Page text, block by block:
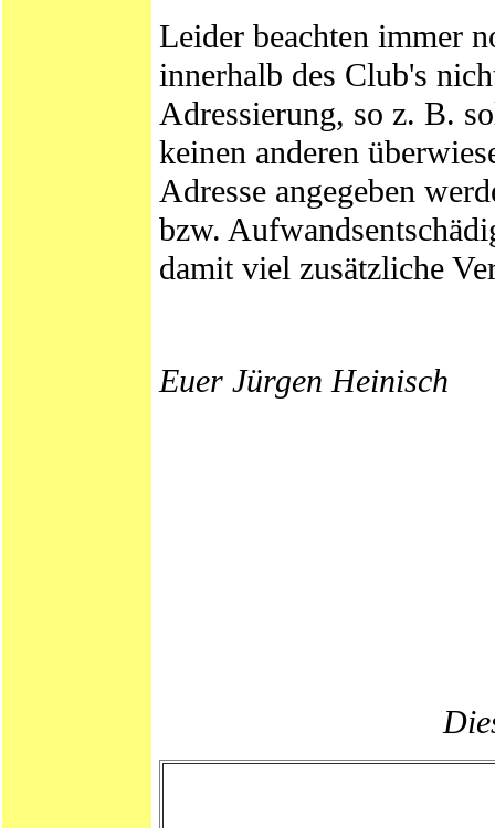
Leider beachten immer
innerhalb des Club's
Adressierung, so z. B.
keinen anderen
Adresse angegeben
bzw.
damit viel zusätzliche
Euer Jürgen Heinisch